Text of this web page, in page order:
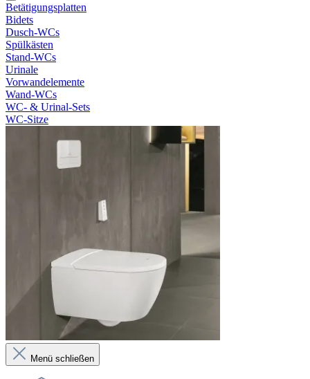
Betätigungsplatten
Bidets
Dusch-WCs
Spülkästen
Stand-WCs
Urinale
Vorwandelemente
Wand-WCs
WC- & Urinal-Sets
WC-Sitze
Menü schließen